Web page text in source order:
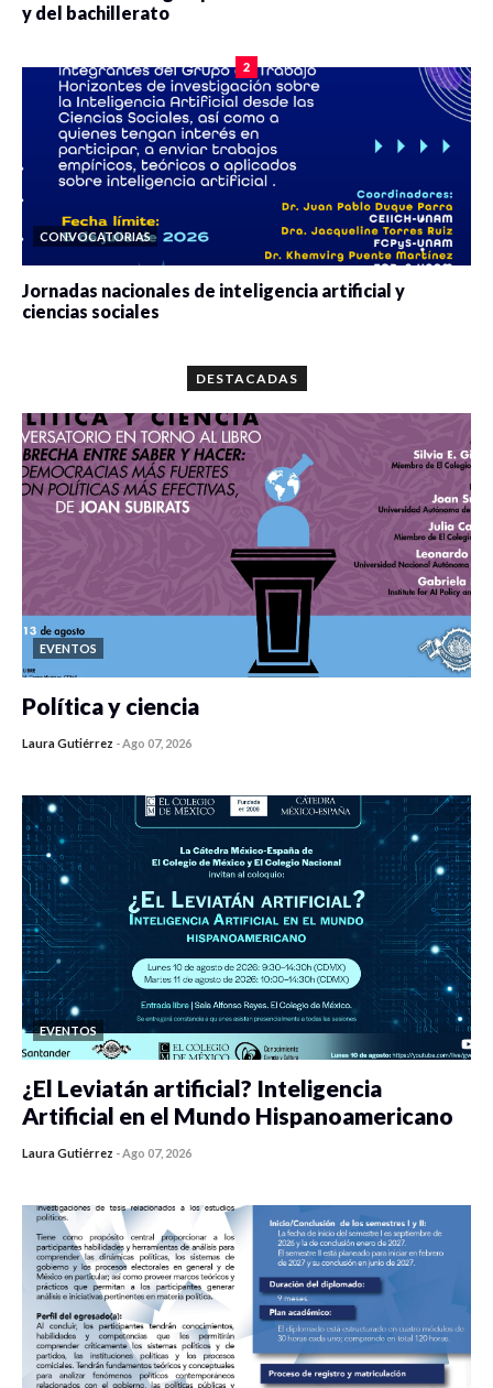
y del bachillerato
2
CONVOCATORIAS
Jornadas nacionales de inteligencia artificial y
ciencias sociales
DESTACADAS
EVENTOS
Política y ciencia
Laura Gutiérrez -Ago 07, 2026
EVENTOS
¿El Leviatán artificial? Inteligencia
Artificial en el Mundo Hispanoamericano
Laura Gutiérrez -Ago 07, 2026